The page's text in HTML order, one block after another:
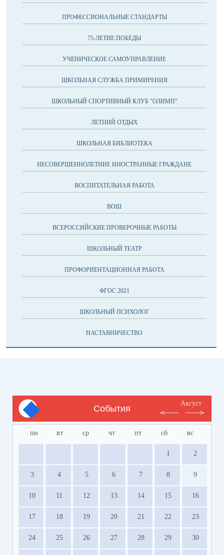
ПРОФЕССИОНАЛЬНЫЕ СТАНДАРТЫ
75-ЛЕТИЕ ПОБЕДЫ
УЧЕНИЧЕСКОЕ САМОУПРАВЛЕНИЕ
ШКОЛЬНАЯ СЛУЖБА ПРИМИРЕНИЯ
ШКОЛЬНЫЙ СПОРТИВНЫЙ КЛУБ "ОЛИМП"
ЛЕТНИЙ ОТДЫХ
ШКОЛЬНАЯ БИБЛИОТЕКА
НЕСОВЕРШЕННОЛЕТНИЕ ИНОСТРАННЫЕ ГРАЖДАНЕ
ВОСПИТАТЕЛЬНАЯ РАБОТА
ВОШ
ВСЕРОССИЙСКИЕ ПРОВЕРОЧНЫЕ РАБОТЫ
ШКОЛЬНЫЙ ТЕАТР
ПРОФОРИЕНТАЦИОННАЯ РАБОТА
ФГОС 2021
ШКОЛЬНЫЙ ПСИХОЛОГ
НАСТАВНИЧЕСТВО
События
Август
пн вт ср чт пт сб вс
1 2
3 4 5 6 7 8 9
10 11 12 13 14 15 16
17 18 19 20 21 22 23
24 25 26 27 28 29 30